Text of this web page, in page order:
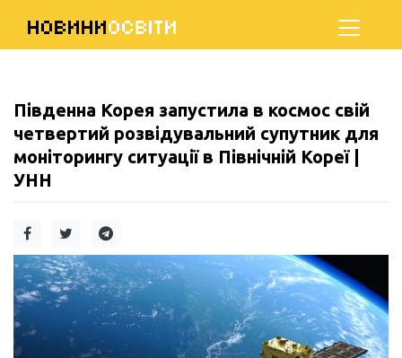
НОВИНИОСВІТИ
Південна Корея запустила в космос свій
четвертий розвідувальний супутник для
моніторингу ситуації в Північній Кореї |
УНН